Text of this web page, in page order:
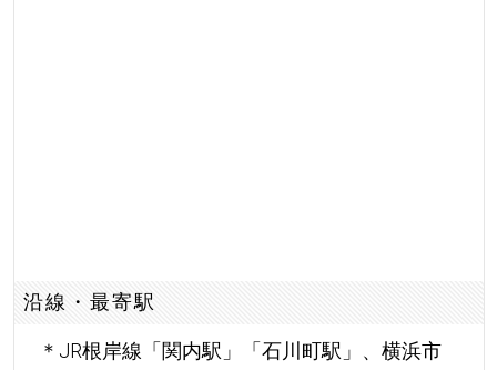
沿線・最寄駅
＊JR根岸線「関内駅」「石川町駅」、横浜市